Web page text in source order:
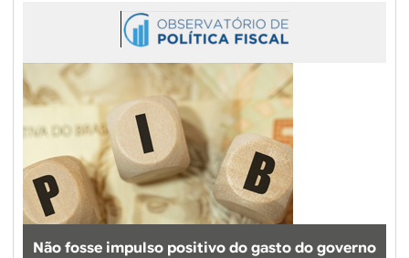
Não fosse impulso positivo do gasto do governo